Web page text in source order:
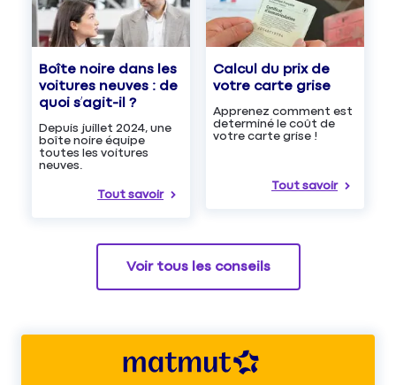
Boîte noire dans les
voitures neuves : de
quoi s’agit-il ?
Depuis juillet 2024, une
boîte noire équipe
toutes les voitures
neuves.
Tout savoir
Calcul du prix de
votre carte grise
Apprenez comment est
determiné le coût de
votre carte grise !
Tout savoir
Voir tous les conseils